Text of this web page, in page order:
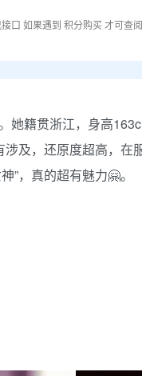
口 如果遇到 积分购买 才可
籍贯浙江，身高
及，还原度超高，
”，真的超有魅力🤗。